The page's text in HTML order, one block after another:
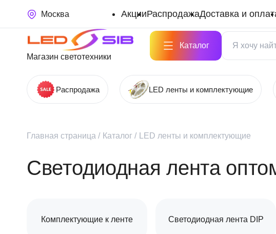
Москва АкцииРаспродажаДоставка и
Магазин светотехники
Каталог
Распродажа LED ленты и комплектующие
Главная страница / Каталог / LED ленты и комплектующие
Светодиодная лента
Комплектующие к ленте Светодиодная лента DIP